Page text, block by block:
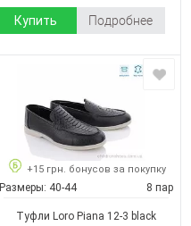
Купить Подробнее
+15 грн. бонусов за покупку
Размеры: 40-44 8 пар
Туфли Loro Piana 12-3 black